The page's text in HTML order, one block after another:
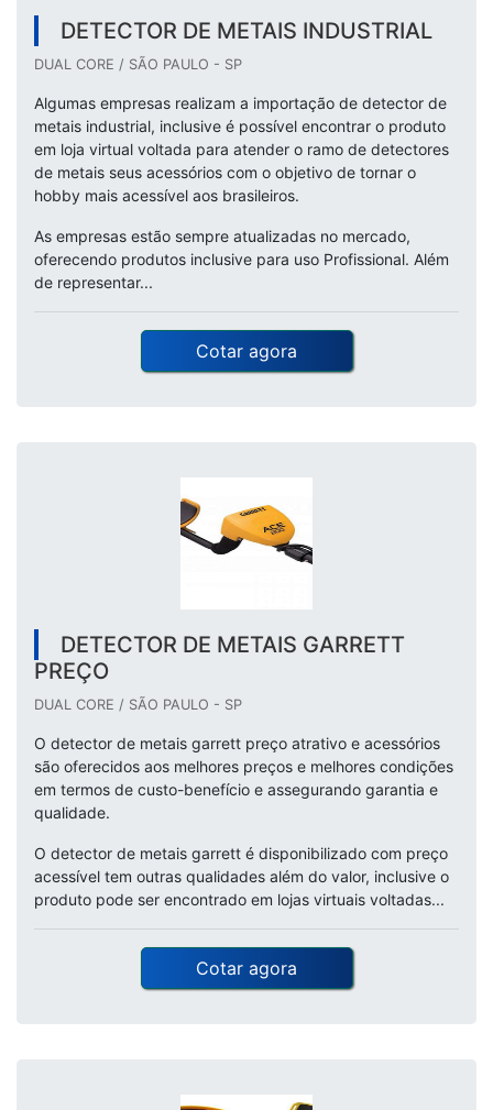
DETECTOR DE METAIS INDUSTRIAL
DUAL CORE / SÃO PAULO - SP
Algumas empresas realizam a importação de detector de
metais industrial, inclusive é possível encontrar o produto
em loja virtual voltada para atender o ramo de detectores
de metais seus acessórios com o objetivo de tornar o
hobby mais acessível aos brasileiros.
As empresas estão sempre atualizadas no mercado,
oferecendo produtos inclusive para uso Profissional. Além
de representar...
Cotar agora
DETECTOR DE METAIS GARRETT
PREÇO
DUAL CORE / SÃO PAULO - SP
O detector de metais garrett preço atrativo e acessórios
são oferecidos aos melhores preços e melhores condições
em termos de custo-benefício e assegurando garantia e
qualidade.
O detector de metais garrett é disponibilizado com preço
acessível tem outras qualidades além do valor, inclusive o
produto pode ser encontrado em lojas virtuais voltadas...
Cotar agora